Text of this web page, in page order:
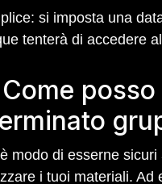
si imposta una
tenterà di accedere
modo di esserne
i tuoi materiali. Ad